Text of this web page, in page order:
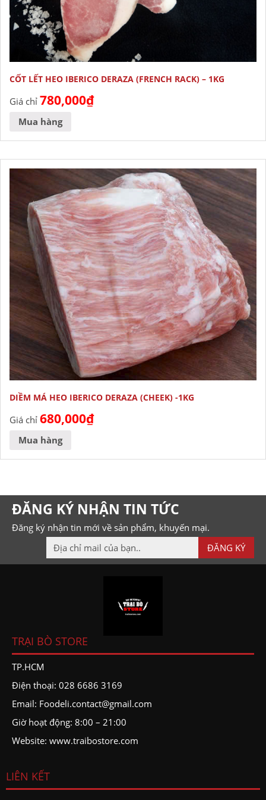
CỐT LẾT HEO IBERICO DERAZA (FRENCH RACK) – 1KG
Giá chỉ 780,000₫
Mua hàng
DIỀM MÁ HEO IBERICO DERAZA (CHEEK) -1KG
Giá chỉ 680,000₫
Mua hàng
ĐĂNG KÝ NHẬN TIN TỨC
Đăng ký nhận tin mới về sản phẩm, khuyến mại.
TRẠI BÒ STORE
TP.HCM
Điện thoại: 028 6686 3169
Email: Foodeli.contact@gmail.com
Giờ hoạt động: 8:00 – 21:00
Website: www.traibostore.com
LIÊN KẾT